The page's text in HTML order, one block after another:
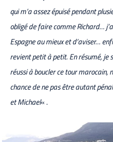
qui m’a assez épuisé pendant
obligé de faire comme Richard…
Espagne au mieux et d’aviser…
revient petit à petit. En résumé,
réussi à boucler ce tour marocain,
chance de ne pas être autant
et Michael« .